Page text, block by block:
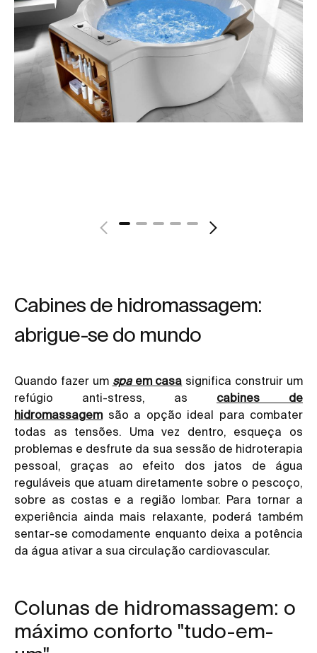
Cabines de hidromassagem:
abrigue-se do mundo
Quando fazer um spaem casa significa construir um
refúgio anti-stress, as cabines de
hidromassagemsão a opção ideal para combater
todas as tensões. Uma vez dentro, esqueça os
problemas e desfrute da sua sessão de hidroterapia
pessoal, graças ao efeito dos jatos de água
reguláveis que atuam diretamente sobre o pescoço,
sobre as costas e a região lombar. Para tornar a
experiência ainda mais relaxante, poderá também
sentar-se comodamente enquanto deixa a potência
da água ativar a sua circulação cardiovascular.
Colunas de hidromassagem: o
máximo conforto "tudo-em-